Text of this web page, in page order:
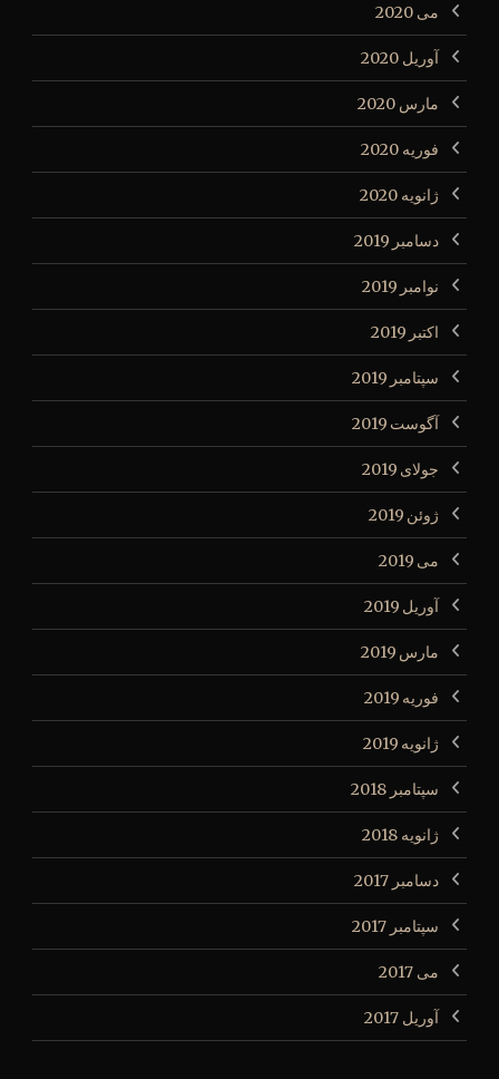
می 2020
آوریل 2020
مارس 2020
فوریه 2020
ژانویه 2020
دسامبر 2019
نوامبر 2019
اکتبر 2019
سپتامبر 2019
آگوست 2019
جولای 2019
ژوئن 2019
می 2019
آوریل 2019
مارس 2019
فوریه 2019
ژانویه 2019
سپتامبر 2018
ژانویه 2018
دسامبر 2017
سپتامبر 2017
می 2017
آوریل 2017